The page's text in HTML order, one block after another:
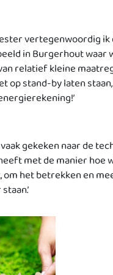
vertegenwoordig
in Burgerhout
relatief kleine
op stand-by laten
gekeken naar de
met de manier
om het betrekken en